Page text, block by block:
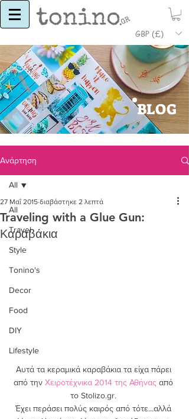
GBP (£)
BLOG
Ανάρτηση
All
Travel
Style
Tonino's
Decor
Food
DIY
Lifestyle
All
Traveling with a Glue Gun:
Καραβάκια
27 Μαΐ 2015 διαβάστηκε 2 λεπτά
Αυτά τα κεραμικά καραβάκια τα είχα πάρει
από την Χειροτέχνικα 2014 της Αθήνας από
το Stolizo.gr.
Έχει περάσει πολύς καιρός από τότε...αλλά